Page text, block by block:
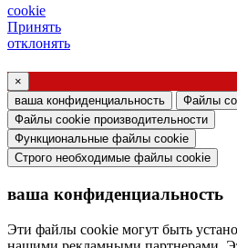
Запрос на поддержку или
Запрос на вебинар или
Подтверждение согласия
Регламента ЕС № 2016/679)
Я заявляю, что
об обработке персональных
на обработку моих
Я даю согласие на
cookie
Принять
отклонять
×
ваша конфиденциальность
Файлы
Файлы cookie производительности
Функциональные файлы cookie
Строго необходимые файлы cookie
ваша конфиденциальность
Эти файлы cookie могут быть